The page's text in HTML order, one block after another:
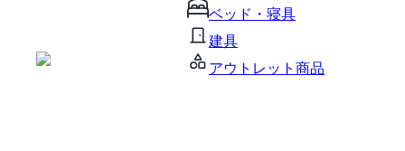
ベッド・寝具
建具
アウトレット商品